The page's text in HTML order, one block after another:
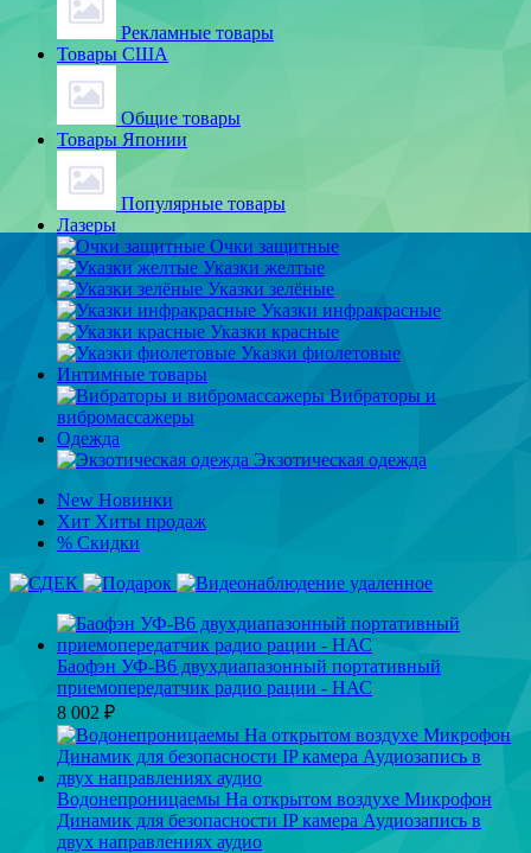
Рекламные товары
Товары США
Общие товары
Товары Японии
Популярные товары
Лазеры
Очки защитные
Указки желтые
Указки зелёные
Указки инфракрасные
Указки красные
Указки фиолетовые
Интимные товары
Вибраторы и
вибромассажеры
Одежда
Экзотическая одежда
New Новинки
Хит Хиты продаж
% Скидки
Баофэн УФ-В6 двухдиапазонный портативный
приемопередатчик радио рации - НАС
8 002 ₽
Водонепроницаемы На открытом воздухе Микрофон
Динамик для безопасности IP камера Аудиозапись в
двух направлениях аудио